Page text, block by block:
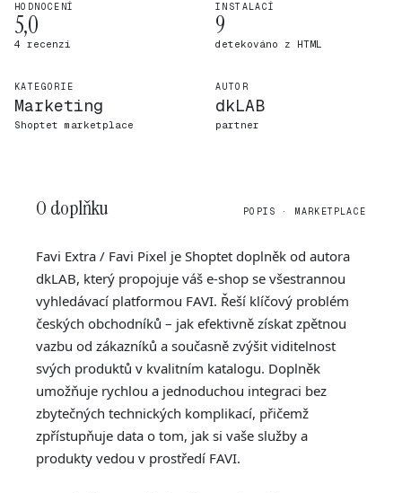
HODNOCENÍ
5,0
4 recenzí
INSTALACÍ
9
detekováno z HTML
KATEGORIE
Marketing
Shoptet marketplace
AUTOR
dkLAB
partner
O doplňku POPIS · MARKETPLACE
Favi Extra / Favi Pixel je Shoptet doplněk od autora
dkLAB, který propojuje váš e-shop se všestrannou
vyhledávací platformou FAVI. Řeší klíčový problém
českých obchodníků – jak efektivně získat zpětnou
vazbu od zákazníků a současně zvýšit viditelnost
svých produktů v kvalitním katalogu. Doplněk
umožňuje rychlou a jednoduchou integraci bez
zbytečných technických komplikací, přičemž
zpřístupňuje data o tom, jak si vaše služby a
produkty vedou v prostředí FAVI.